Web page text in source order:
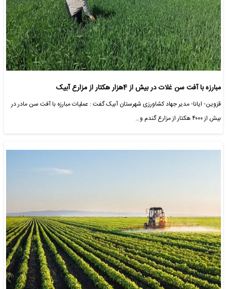
مبارزه با آفت سن غلات در بیش از 4هزار هکتار از مزارع آبیک
قزوین- ایانا- مدیر جهاد کشاورزی شهرستان آبیک گفت : عملیات مبارزه با آفت سن مادر در
بیش از ۴۰۰۰ هکتار از مزارع گندم و…